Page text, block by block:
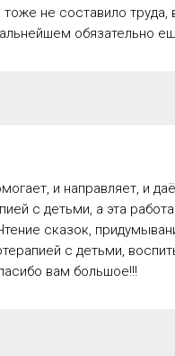
не составило
обязательно
и направляет, и
с детьми, а эта
сказок,
с детьми,
вам большое!!!